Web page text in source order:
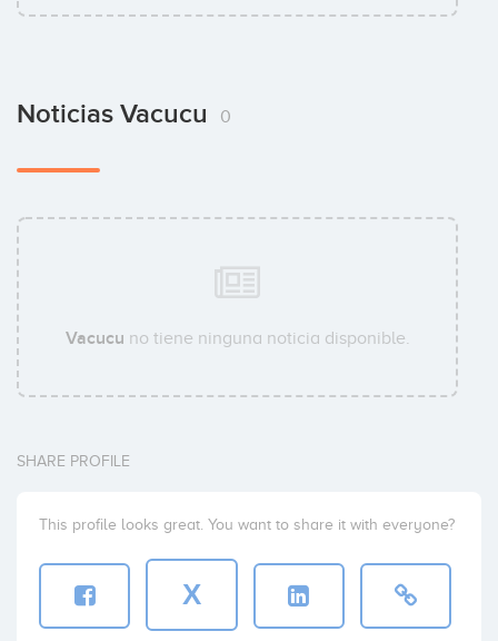
Noticias Vacucu 0
Vacucu no tiene ninguna noticia disponible.
SHARE PROFILE
This profile looks great. You want to share it with everyone?
X